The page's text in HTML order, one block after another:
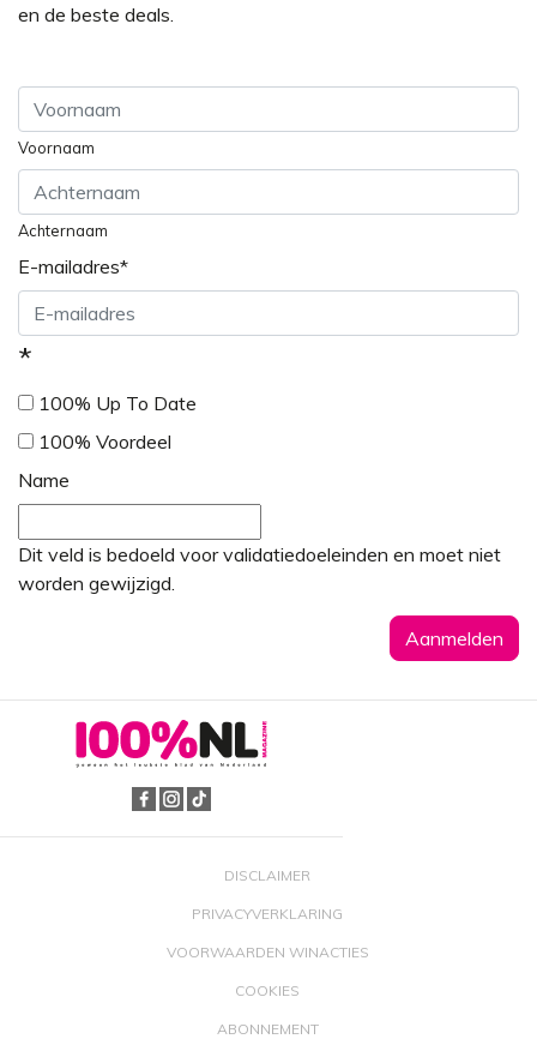
en de beste deals.
Voornaam
Achternaam
E-mailadres*
*
100% Up To Date
100% Voordeel
Name
Dit veld is bedoeld voor validatiedoeleinden en moet niet
worden gewijzigd.
DISCLAIMER
PRIVACYVERKLARING
VOORWAARDEN WINACTIES
COOKIES
ABONNEMENT